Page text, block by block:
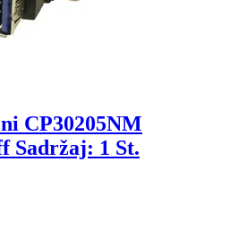
CP30205NM
Sadržaj: 1 St.